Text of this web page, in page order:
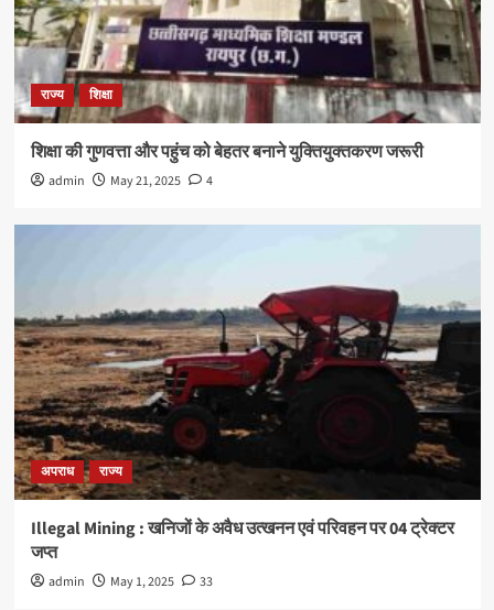
राज्य शिक्षा
शिक्षा की गुणवत्ता और पहुंच को बेहतर बनाने युक्तियुक्तकरण जरूरी
admin May 21, 2025 4
अपराध राज्य
Illegal Mining : खनिजों के अवैध उत्खनन एवं परिवहन पर 04 ट्रेक्टर
जप्त
admin May 1, 2025 33